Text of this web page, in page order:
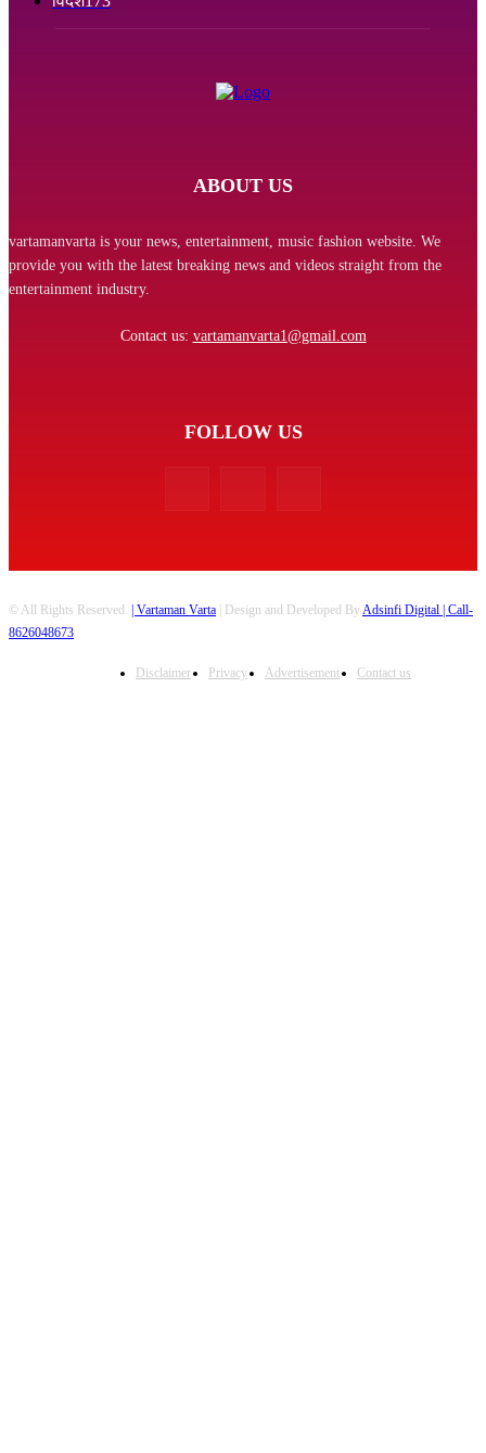
ABOUT US
vartamanvarta is your news, entertainment, music fashion website. We
provide you with the latest breaking news and videos straight from the
entertainment industry.
Contact us: vartamanvarta1@gmail.com
FOLLOW US
© All Rights Reserved. | Vartaman Varta | Design and Developed ByAdsinfi Digital | Call-
8626048673
Disclaimer Privacy Advertisement Contact us